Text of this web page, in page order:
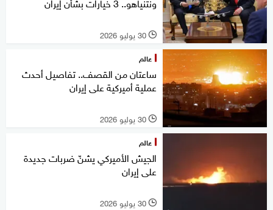
l 30 يوليو 2026
عالم
ساعتان من القصف.. تفاصيل أحدث
عملية أميركية على إيران
l 30 يوليو 2026
عالم
الجيش الأميركي يشنّ ضربات جديدة
على إيران
l 30 يوليو 2026